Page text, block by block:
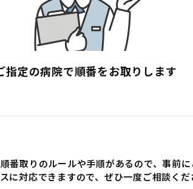
指定の病院で順番をお取りします
番取りのルールや手順があるので、事前に
に対応できますので、ぜひ一度ご相談くだ